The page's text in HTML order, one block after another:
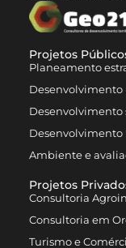
Projetos
Planeamento
Desenvolvimento
Desenvolvimento
Ambiente e
Projetos
Consultoria
Consultoria em
Turismo e